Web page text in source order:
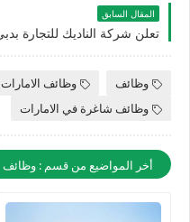
المقال السابق
وظائف وظائف الامارات
وظائف شاغرة في الامارات
أخر المواضيع من قسم : وظائف